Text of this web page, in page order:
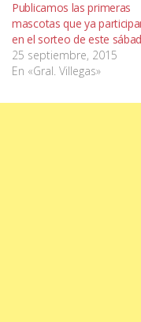
Publicamos las primeras
mascotas que ya
en el sorteo de este
25 septiembre, 2015
En «Gral. Villegas»